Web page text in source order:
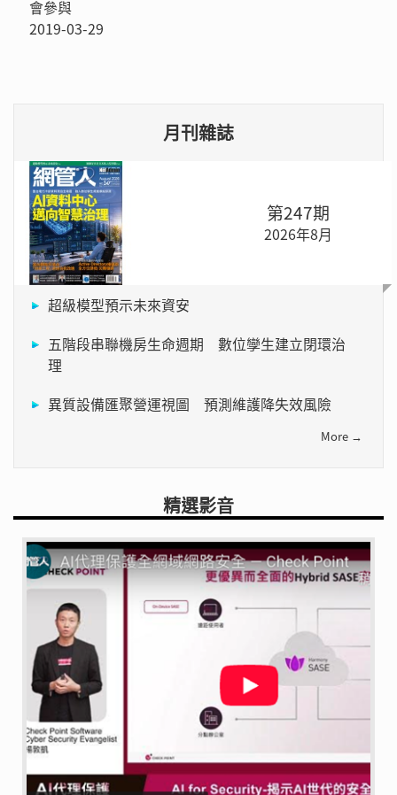
會參與
2019-03-29
月刊雜誌
第247期
2026年8月
超級模型預示未來資安
五階段串聯機房生命週期 數位孿生建立閉環治
理
異質設備匯聚營運視圖 預測維護降失效風險
More →
精選影音